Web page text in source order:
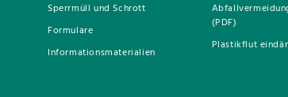
Sperrmüll und Schrott
Formulare
Informationsmaterialien
(PDF)
Plastikflut